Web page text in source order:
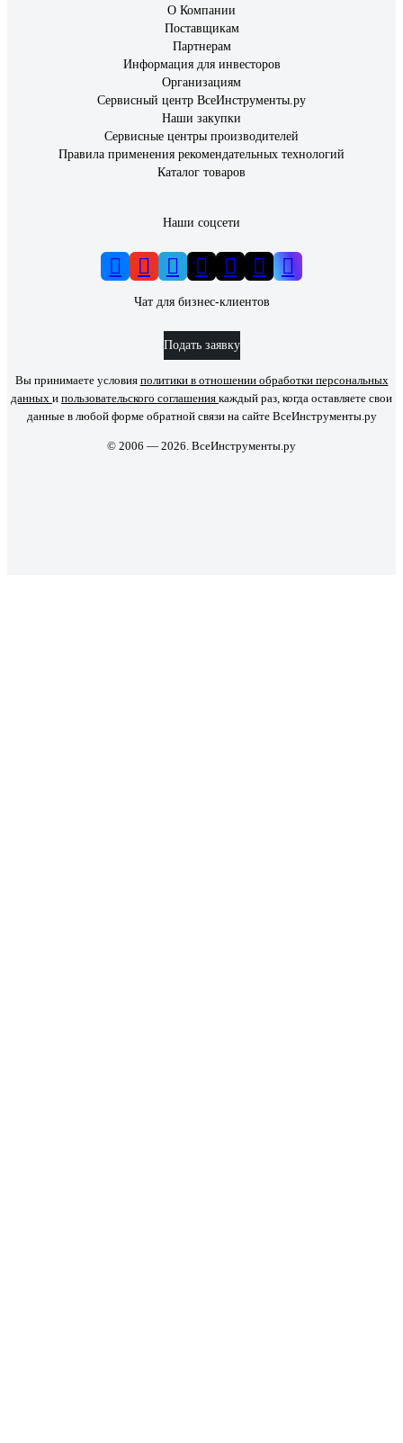
О Компании
Поставщикам
Партнерам
Информация для инвесторов
Организациям
Сервисный центр ВсеИнструменты.ру
Наши закупки
Сервисные центры производителей
Правила применения рекомендательных технологий
Каталог товаров
Наши соцсети
Чат для бизнес-клиентов
Подать заявку
Вы принимаете условия политики в отношении обработки персональных
данных и пользовательского соглашения каждый раз, когда оставляете свои
данные в любой форме обратной связи на сайте ВсеИнструменты.ру
© 2006 — 2026. ВсеИнструменты.ру